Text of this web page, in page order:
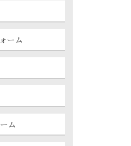
ーム
ム